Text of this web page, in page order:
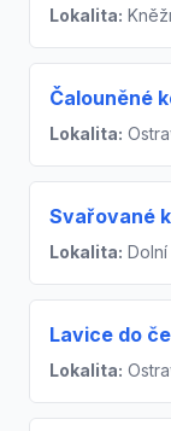
Lokalita:
Čalouněné
Lokalita:
Svařované
Lokalita:
Lavice do
Lokalita: